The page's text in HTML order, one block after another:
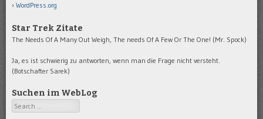
WordPress.org
Star Trek Zitate
The Needs Of A Many Out Weigh, The needs Of A Few Or The One! (Mr. Spock)
Ja, es ist schwierig zu antworten, wenn man die Frage nicht versteht.
(Botschafter Sarek)
Suchen im WebLog
Search